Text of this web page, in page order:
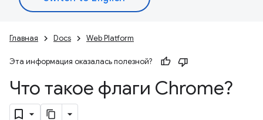
Главная Docs Web Platform
Эта информация оказалась полезной?
Что такое флаги Chrome?